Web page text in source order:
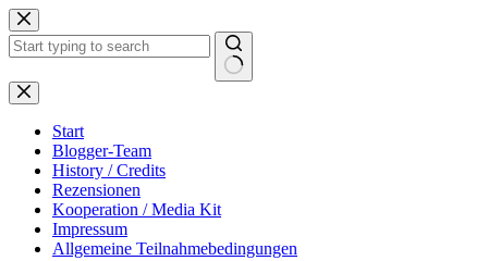
Zum
Inhalt
springen
Start
Blogger-Team
History / Credits
Rezensionen
Kooperation / Media Kit
Impressum
Allgemeine Teilnahmebedingungen